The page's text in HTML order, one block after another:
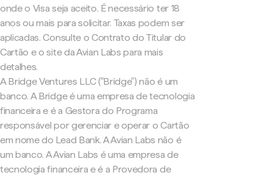
onde o Visa seja aceito. É necessário ter 18
anos ou mais para solicitar. Taxas podem ser
aplicadas. Consulte o Contrato do Titular do
Cartão e o site da Avian Labs para mais
detalhes.
A Bridge Ventures LLC ("Bridge") não é um
banco. A Bridge é uma empresa de tecnologia
financeira e é a Gestora do Programa
responsável por gerenciar e operar o Cartão
em nome do Lead Bank. A Avian Labs não é
um banco. A Avian Labs é uma empresa de
tecnologia financeira e é a Provedora de